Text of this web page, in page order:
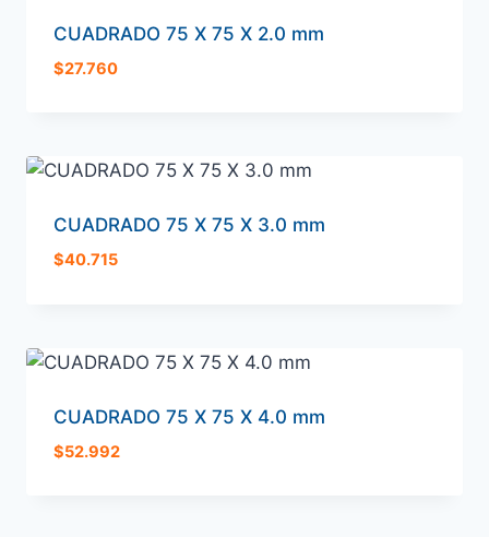
CUADRADO 75 X 75 X 2.0 mm
$27.760
CUADRADO 75 X 75 X 3.0 mm
$40.715
CUADRADO 75 X 75 X 4.0 mm
$52.992